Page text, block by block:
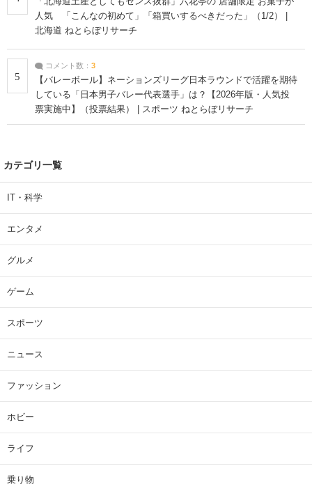
人気 「こんなの初めて」「箱買いするべきだった」（1/2） |
北海道 ねとらぼリサーチ
5
コメント数： 3
【バレーボール】ネーションズリーグ日本ラウンドで活躍を期待
している「日本男子バレー代表選手」は？【2026年版・人気投
票実施中】（投票結果） | スポーツ ねとらぼリサーチ
カテゴリ一覧
IT・科学
エンタメ
グルメ
ゲーム
スポーツ
ニュース
ファッション
ホビー
ライフ
乗り物